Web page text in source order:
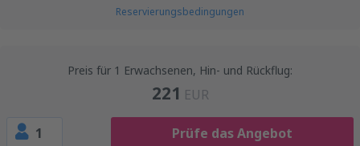
Reservierungsbedingungen
Preis für 1 Erwachsenen, Hin- und Rückflug:
221 EUR
1 Prüfe das Angebot